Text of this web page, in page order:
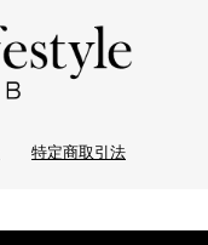
特定商取引法